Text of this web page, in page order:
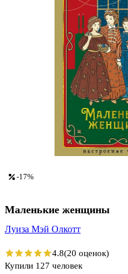
-17%
Маленькие женщины
Луиза Мэй Олкотт
4.8(20 оценок)
Купили 127 человек